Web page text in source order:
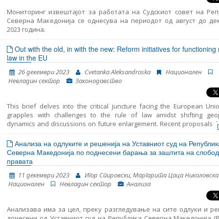
Мониторинг извештајот за работата на Судскиот совет на
Северна Македонија се однесува на периодот од август до
2023 година.
Out with the old, in with the new: Reform initiatives for functioning
law in the EU
26 декември 2023 Cvetanka Aleksandroska
Национален
Невладин сектор
Законодавство
This brief delves into the critical juncture facing the European
grapples with challenges to the rule of law amidst shifting
dynamics and discussions on future enlargement. Recent proposals
Franco–German expert group and the European Parliament aim
enforcement mechanisms and streamline decision-making
address the rule of law breaches effectively. However, achieving a
on these reforms presents significant challenges amidst divergent
State perspectives. Despite the hurdles, reform initiatives
opportunities to fortify the EU’s commitment to the rule of law,
sustained discussions and diplomatic efforts.
Анализа на одлуките и решенија на Уставниот суд на
Северна Македонија по поднесени барања за заштита на
правата
11 декември 2023
Игор Спировски, Маргарита Цаца Николовска
Национален
Невладин сектор Анализа
Анализава има за цел, преку разгледување на сите одлуки и